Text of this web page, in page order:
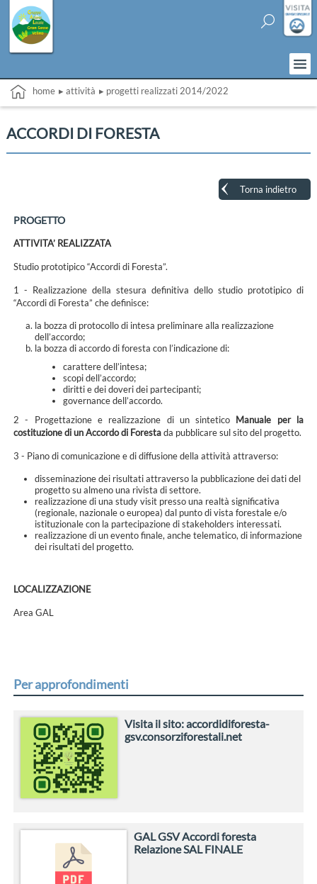
home ▸ attività ▸ progetti realizzati 2014/2022
ACCORDI DI FORESTA
Torna indietro
PROGETTO
ATTIVITA’ REALIZZATA
Studio prototipico “Accordi di Foresta”.
1 - Realizzazione della stesura definitiva dello studio prototipico di
“Accordi di Foresta” che definisce:
la bozza di protocollo di intesa preliminare alla realizzazione
dell’accordo;
la bozza di accordo di foresta con l’indicazione di:
carattere dell’intesa;
scopi dell’accordo;
diritti e dei doveri dei partecipanti;
governance dell’accordo.
2 - Progettazione e realizzazione di un sintetico Manuale per la
costituzione di un Accordo di Forestada pubblicare sul sito del progetto.
3 - Piano di comunicazione e di diffusione della attività attraverso:
disseminazione dei risultati attraverso la pubblicazione dei dati del
progetto su almeno una rivista di settore.
realizzazione di una study visit presso una realtà significativa
(regionale, nazionale o europea) dal punto di vista forestale e/o
istituzionale con la partecipazione di stakeholders interessati.
realizzazione di un evento finale, anche telematico, di informazione
dei risultati del progetto.
LOCALIZZAZIONE
Area GAL
Per approfondimenti
Visita il sito: accordidiforesta-
gsv.consorziforestali.net
GAL GSV Accordi foresta
Relazione SAL FINALE